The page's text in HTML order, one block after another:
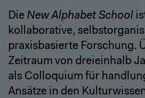
Die New Alphabet School
kollaborative,
praxisbasierte Forschung.
Zeitraum von dreieinhalb
als Colloquium für
Ansätze in den